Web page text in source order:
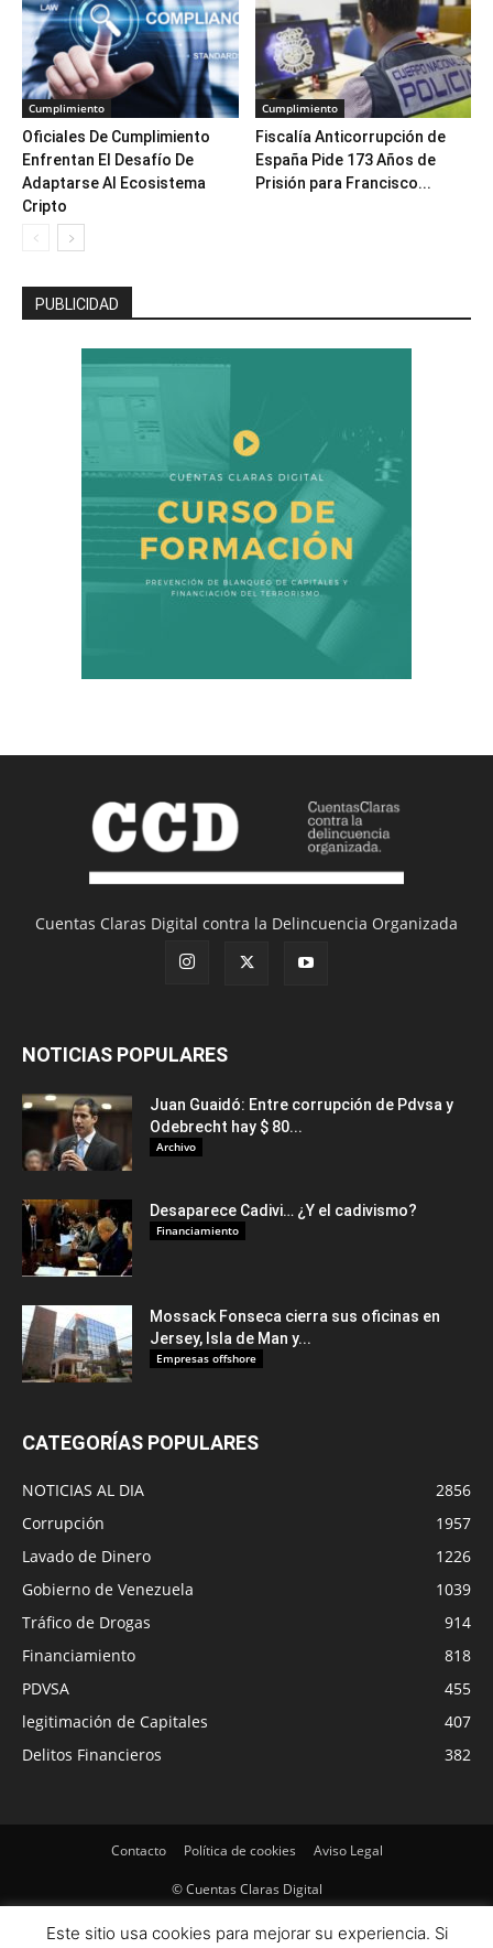
Cumplimiento
Oficiales De Cumplimiento
Enfrentan El Desafío De
Adaptarse Al Ecosistema
Cripto
Cumplimiento
Fiscalía Anticorrupción de
España Pide 173 Años de
Prisión para Francisco...
PUBLICIDAD
Cuentas Claras Digital contra la Delincuencia Organizada
NOTICIAS POPULARES
Juan Guaidó: Entre corrupción de Pdvsa y
Odebrecht hay $ 80...
Archivo
Desaparece Cadivi… ¿Y el cadivismo?
Financiamiento
Mossack Fonseca cierra sus oficinas en
Jersey, Isla de Man y...
Empresas offshore
CATEGORÍAS POPULARES
NOTICIAS AL DIA
2856
Corrupción
1957
Lavado de Dinero
1226
Gobierno de Venezuela
1039
Tráfico de Drogas
914
Financiamiento
818
PDVSA
455
legitimación de Capitales
407
Delitos Financieros
382
Contacto Política de cookies Aviso Legal
© Cuentas Claras Digital
Este sitio usa cookies para mejorar su experiencia. Si